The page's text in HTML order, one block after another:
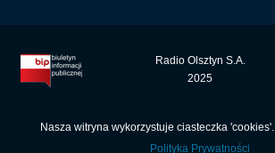
Radio Olsztyn S.A.
2025
Nasza witryna wykorzystuje ciasteczka 'cookies'.
Polityka Prywatności